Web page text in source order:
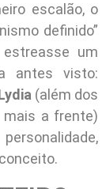
escalão, o
definido”
um
antes visto:
(além dos
mais a frente)